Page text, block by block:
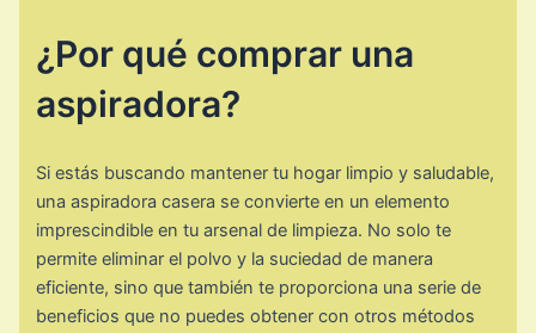
¿Por qué comprar una
aspiradora?
Si estás buscando mantener tu hogar limpio y saludable,
una aspiradora casera se convierte en un elemento
imprescindible en tu arsenal de limpieza. No solo te
permite eliminar el polvo y la suciedad de manera
eficiente, sino que también te proporciona una serie de
beneficios que no puedes obtener con otros métodos